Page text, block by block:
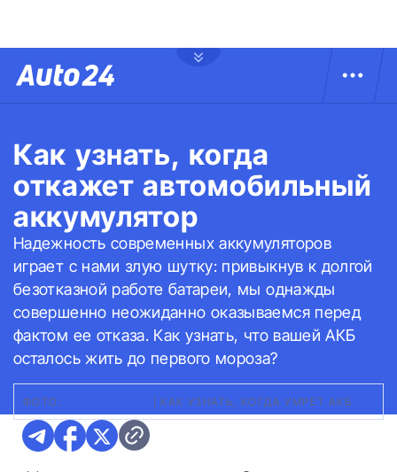
Как узнать, когда
откажет автомобильный
аккумулятор
Надежность современных аккумуляторов
играет с нами злую шутку: привыкнув к долгой
безотказной работе батареи, мы однажды
совершенно неожиданно оказываемся перед
фактом ее отказа. Как узнать, что вашей АКБ
осталось жить до первого мороза?
ФОТО: КАК УЗНАТЬ, КОГДА УМРЕТ АКБ